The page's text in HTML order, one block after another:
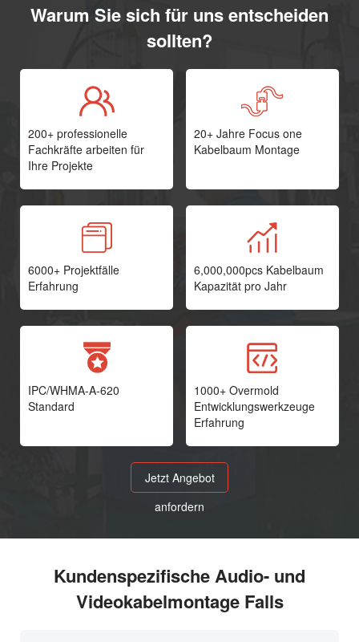
Warum Sie sich für uns entscheiden
sollten?
200+ professionelle
Fachkräfte arbeiten für
Ihre Projekte
20+ Jahre Focus one
Kabelbaum Montage
6000+ Projektfälle
Erfahrung
6,000,000pcs Kabelbaum
Kapazität pro Jahr
IPC/WHMA-A-620
Standard
1000+ Overmold
Entwicklungswerkzeuge
Erfahrung
Jetzt Angebot
anfordern
Kundenspezifische Audio- und
Videokabelmontage Falls